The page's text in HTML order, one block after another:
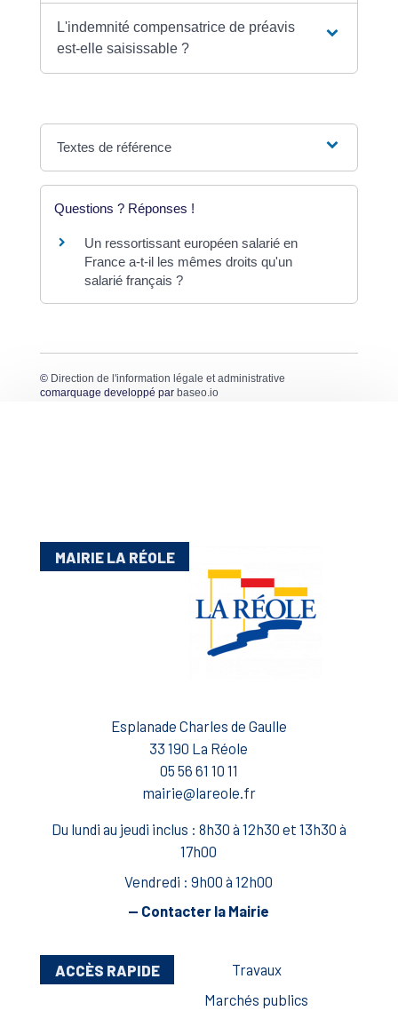
L'indemnité compensatrice de préavis
est-elle saisissable ?
Textes de référence
Questions ? Réponses !
Un ressortissant européen salarié en
France a-t-il les mêmes droits qu'un
salarié français ?
© Direction de l'information légale et administrative
comarquage developpé par baseo.io
MAIRIE LA RÉOLE
Esplanade Charles de Gaulle
33 190 La Réole
05 56 61 10 11
mairie@lareole.fr
Du lundi au jeudi inclus : 8h30 à 12h30 et 13h30 à
17h00
Vendredi : 9h00 à 12h00
— Contacter la Mairie
ACCÈS RAPIDE
Travaux
Marchés publics